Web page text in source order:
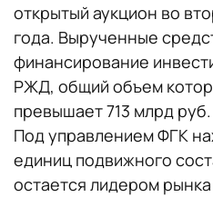
открытый аукцион во
года. Вырученные
финансирование
РЖД, общий объем
превышает 713 млрд руб.
Под управлением ФГК
единиц подвижного
остается лидером